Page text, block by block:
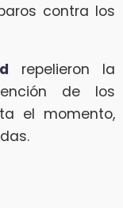
contra los
repelieron la
de los
el momento,